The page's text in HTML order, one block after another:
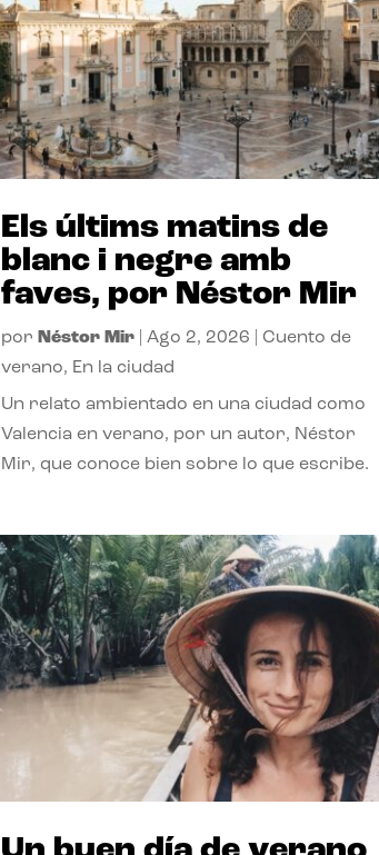
Els últims matins de
blanc i negre amb
faves, por Néstor Mir
por Néstor Mir |Ago 2, 2026 |Cuento de
verano, En la ciudad
Un relato ambientado en una ciudad como
Valencia en verano, por un autor, Néstor
Mir, que conoce bien sobre lo que escribe.